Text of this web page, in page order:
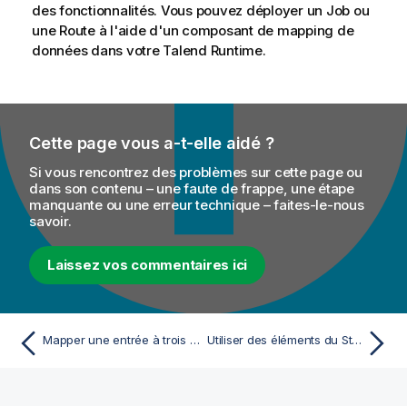
des fonctionnalités. Vous pouvez déployer un Job ou
une Route à l'aide d'un composant de mapping de
données dans votre Talend Runtime.
Cette page vous a-t-elle aidé ?
Si vous rencontrez des problèmes sur cette page ou
dans son contenu – une faute de frappe, une étape
manquante ou une erreur technique – faites-le-nous
savoir.
Laissez vos commentaires ici
Mapper une entrée à trois sorties Utiliser des éléments du Studio Talend dans une map standard